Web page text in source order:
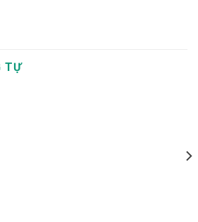
TỰ